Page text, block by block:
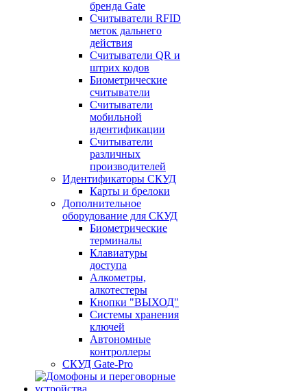
бренда Gate
Считыватели RFID
меток дальнего
действия
Считыватели QR и
штрих кодов
Биометрические
считыватели
Считыватели
мобильной
идентификации
Считыватели
различных
производителей
Идентификаторы СКУД
Карты и брелоки
Дополнительное
оборудование для СКУД
Биометрические
терминалы
Клавиатуры
доступа
Алкометры,
алкотестеры
Кнопки "ВЫХОД"
Системы хранения
ключей
Автономные
контроллеры
СКУД Gate-Pro